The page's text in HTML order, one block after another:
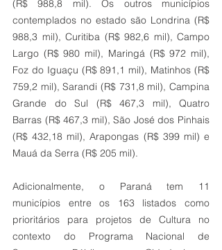
(R$ 988,8 mil). Os outros municípios
contemplados no estado são Londrina (R$
988,3 mil), Curitiba (R$ 982,6 mil), Campo
Largo (R$ 980 mil), Maringá (R$ 972 mil),
Foz do Iguaçu (R$ 891,1 mil), Matinhos (R$
759,2 mil), Sarandi (R$ 731,8 mil), Campina
Grande do Sul (R$ 467,3 mil), Quatro
Barras (R$ 467,3 mil), São José dos Pinhais
(R$ 432,18 mil), Arapongas (R$ 399 mil) e
Mauá da Serra (R$ 205 mil).
Adicionalmente, o Paraná tem 11
municípios entre os 163 listados como
prioritários para projetos de Cultura no
contexto do Programa Nacional de